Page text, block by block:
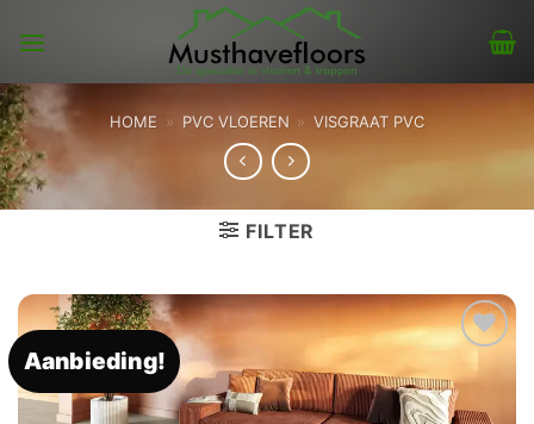
HOME » PVC VLOEREN » VISGRAAT PVC
FILTER
Aanbieding!
Toevoegen
aan
verlanglijst